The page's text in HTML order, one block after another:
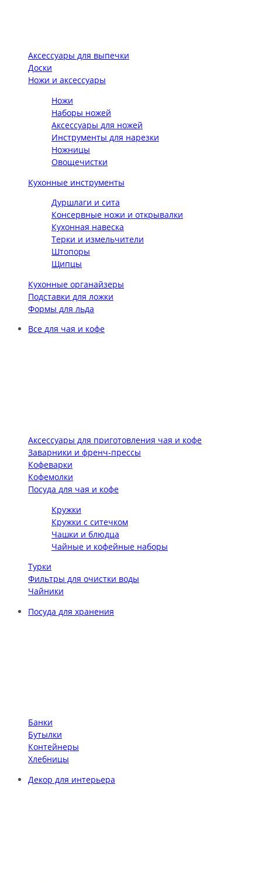
Аксессуары для выпечки
Доски
Ножи и аксессуары
Ножи
Наборы ножей
Аксессуары для ножей
Инструменты для нарезки
Ножницы
Овощечистки
Кухонные инструменты
Дуршлаги и сита
Консервные ножи и открывалки
Кухонная навеска
Терки и измельчители
Штопоры
Щипцы
Кухонные органайзеры
Подставки для ложки
Формы для льда
Все для чая и кофе
Аксессуары для приготовления чая и кофе
Заварники и френч-прессы
Кофеварки
Кофемолки
Посуда для чая и кофе
Кружки
Кружки с ситечком
Чашки и блюдца
Чайные и кофейные наборы
Турки
Фильтры для очистки воды
Чайники
Посуда для хранения
Банки
Бутылки
Контейнеры
Хлебницы
Декор для интерьера